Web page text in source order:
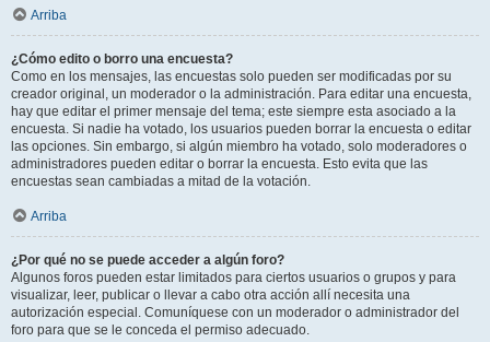
Arriba
¿Cómo edito o borro una encuesta?
Como en los mensajes, las encuestas solo pueden ser modificadas por su
creador original, un moderador o la administración. Para editar una encuesta,
hay que editar el primer mensaje del tema; este siempre esta asociado a la
encuesta. Si nadie ha votado, los usuarios pueden borrar la encuesta o editar
las opciones. Sin embargo, si algún miembro ha votado, solo moderadores o
administradores pueden editar o borrar la encuesta. Esto evita que las
encuestas sean cambiadas a mitad de la votación.
Arriba
¿Por qué no se puede acceder a algún foro?
Algunos foros pueden estar limitados para ciertos usuarios o grupos y para
visualizar, leer, publicar o llevar a cabo otra acción allí necesita una
autorización especial. Comuníquese con un moderador o administrador del
foro para que se le conceda el permiso adecuado.